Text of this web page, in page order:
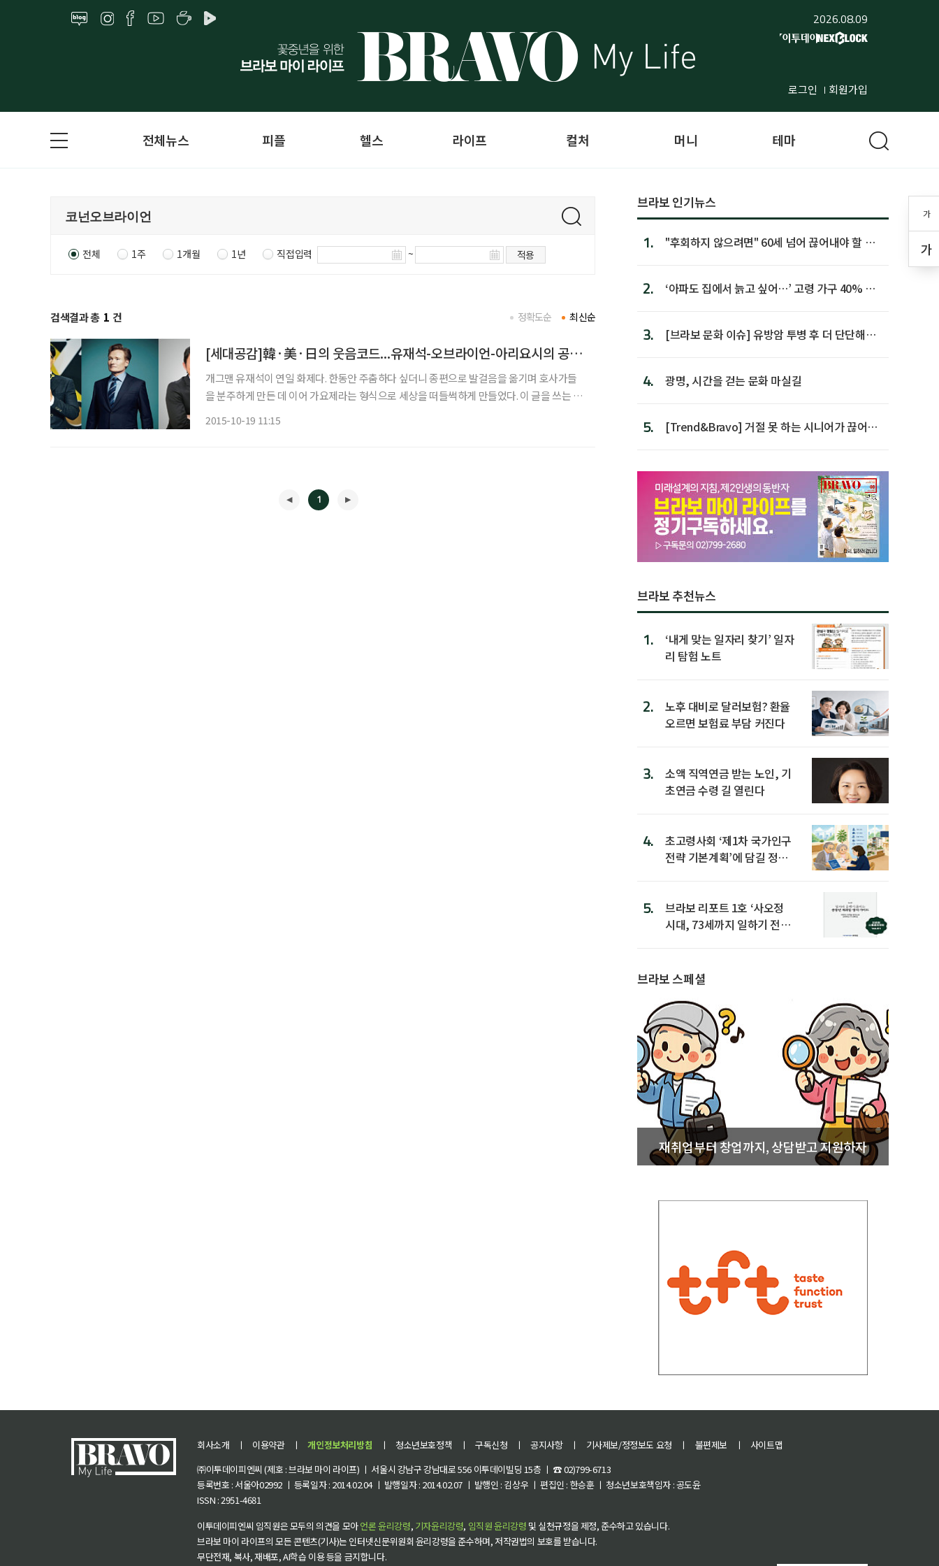
2026.08.09
로그인 회원가입
가
가
전체뉴스 피플 헬스 라이프 컬처 머니 테마
전체 1주 1개월 1년 직접입력 ~ 적용
검색결과 총 1 건 최신순
정확도순
[세대공감]韓·美·日의 웃음코드...유재석-오브라이언-아리요시의 공통점
개그맨 유재석이 연일 화제다. 한동안 주춤하다 싶더니 종편으로 발걸음을 옮기며 호사가들
을 분주하게 만든 데 이어 가요제라는 형식으로 세상을 떠들썩하게 만들었다. 이 글을 쓰는 순
2015-10-19 11:15
1
브라보 인기뉴스
1.
"후회하지 않으려면" 60세 넘어 끊어내야 할 사
2.
‘아파도 집에서 늙고 싶어…’ 고령 가구 40% 노
3.
[브라보 문화 이슈] 유방암 투병 후 더 단단해진
4. 광명, 시간을 걷는 문화 마실길
5.
[Trend&Bravo] 거절 못 하는 시니어가 끊어야
브라보 추천뉴스
1.
‘내게 맞는 일자리 찾기’ 일자
리 탐험 노트
2.
노후 대비로 달러보험? 환율
오르면 보험료 부담 커진다
3.
소액 직역연금 받는 노인, 기
초연금 수령 길 열린다
4.
초고령사회 ‘제1차 국가인구
전략 기본계획’에 담길 정책
5.
브라보 리포트 1호 ‘사오정
시대, 73세까지 일하기 전략’
브라보 스페셜
재취업부터 창업까지, 상담받고 지원하자
회사소개 ㅣ 이용약관 ㅣ 개인정보처리방침 ㅣ 청소년보호정책 ㅣ 구독신청 ㅣ 공지사항 ㅣ 기사제보/정정보도 요청 ㅣ 불편제보 ㅣ
사이트맵
㈜이투데이피엔씨 (제호 : 브라보 마이 라이프) ㅣ 서울시 강남구 강남대로 556 이투데이빌딩 15층 ㅣ ☎ 02)799-6713
등록번호 : 서울아02992 ㅣ 등록일자 : 2014.02.04 ㅣ 발행일자 : 2014.02.07 ㅣ 발행인 : 김상우 ㅣ 편집인 : 한승훈 ㅣ 청소년보호책임자 : 공도윤
ISSN : 2951-4681
이투데이피엔씨 임직원은 모두의 의견을 모아언론 윤리강령, 기자윤리강령, 임직원 윤리강령 및 실천규정을 제정, 준수하고 있습니다.
브라보 마이 라이프의 모든 콘텐츠(기사)는 인터넷신문위원회 윤리강령을 준수하며, 저작권법의 보호를 받습니다.
무단전재, 복사, 재배포, AI학습 이용 등을 금지합니다.